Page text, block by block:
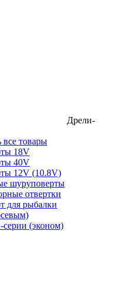
Дрели-
все товары
18V
40V
12V (10.8V)
шуруповерты
отвертки
для рыбалки
(эконом)